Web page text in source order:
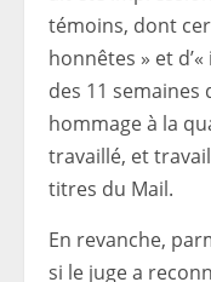
témoins, dont
honnêtes » et
des 11 semaines
hommage à la
travaillé, et
titres du Mail.
En revanche,
si le juge a